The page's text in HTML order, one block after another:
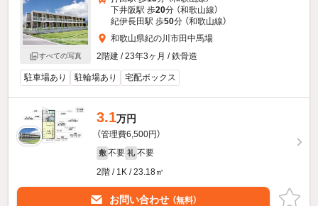
すべての写真
下井阪駅 歩20分 （和歌山線）
紀伊長田駅 歩50分 （和歌山線）
和歌山県紀の川市田中馬場
2階建 / 23年3ヶ月 / 鉄骨造
駐車場あり 駐輪場あり 宅配ボックス
3.1万円
（管理費6,500円）
敷 不要 礼 不要
2階 / 1K / 23.18㎡
お問い合わせ （無料）